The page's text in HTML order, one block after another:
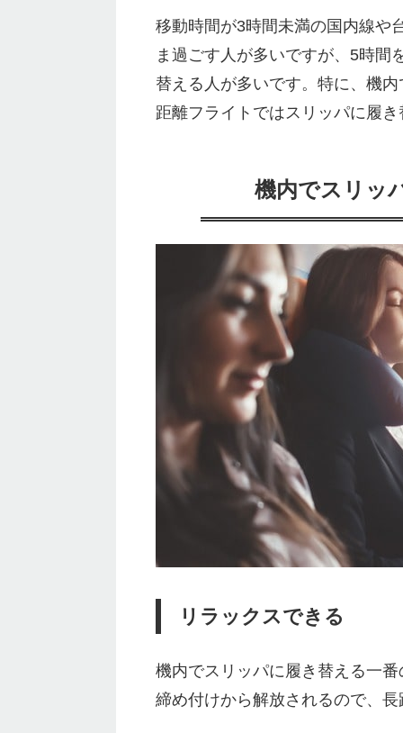
移動時間が3時間未満の国内線や
ま過ごす人が多いですが、5時間
替える人が多いです。特に、機
距離フライトではスリッパに履
機内でスリッ
リラックスできる
機内でスリッパに履き替える一
締め付けから解放されるので、